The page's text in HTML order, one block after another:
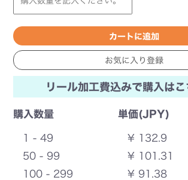
リール加工費込みで購入はこ
購入数量 単価(JPY)
1 - 49
¥ 132.9
50 - 99
¥ 101.31
100 - 299
¥ 91.38